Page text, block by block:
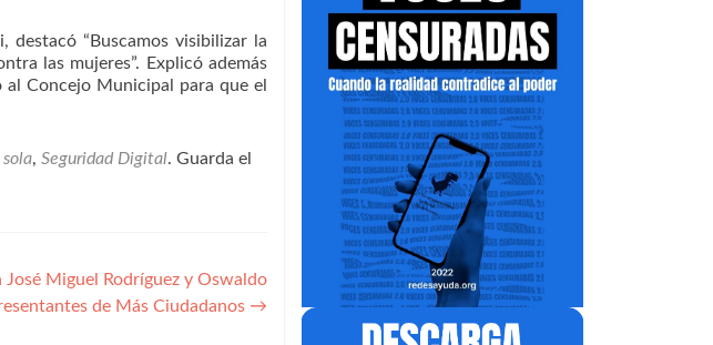
destacó “Buscamos visibilizar la
las mujeres”. Explicó además
Concejo Municipal para que el
sola, Seguridad Digital. Guarda el
José Miguel Rodríguez y Oswaldo
de Más Ciudadanos →